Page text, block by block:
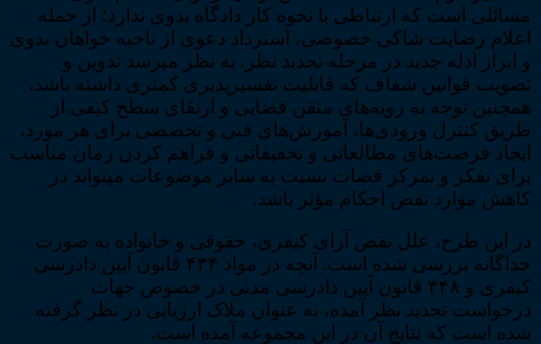
مسائلی است که ارتباطی با نحوه کار دادگاه بدوی ندارد؛ از جمله
اعلام رضایت شاکی خصوصی، استرداد دعوی از ناحیه خواهان بدوی
و ابراز ادله جدید در مرحله تجدید نظر. به نظر می­رسد تدوین و
تصویب قوانین شفاف که قابلیت تفسیرپذیری کمتری داشته باشد،
همچنین توجه به رویه­‌های متقن قضایی و ارتقای سطح کیفی از
طریق کنترل ورودی‌­ها، آموزش­‌های فنی و تخصصی برای هر مورد،
ایجاد فرصت­‌های مطالعاتی و تحقیقاتی و فراهم کردن زمان مناسب
برای تفکر و تمرکز قضات نسبت به سایر موضوعات می­تواند در
کاهش موارد نقض احکام مؤثر باشد.
در این طرح، علل نقض آرای کیفری، حقوقی و خانواده به صورت
جداگانه بررسی شده است. آنچه در مواد ۴۳۴ قانون آیین دادرسی
کیفری و ۳۴۸ قانون آیین دادرسی مدنی در خصوص جهات
درخواست تجدید نظر آمده، به عنوان ملاک ارزیابی در نظر گرفته
شده است که نتایج آن در این مجموعه آمده است.